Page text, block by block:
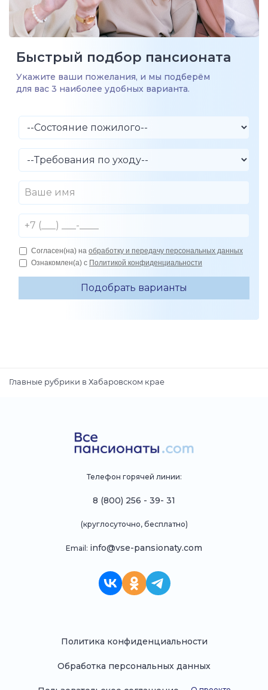
Быстрый подбор пансионата
Укажите ваши пожелания, и мы подберём
для вас 3 наиболее удобных варианта.
Главные рубрики в Хабаровском крае
Политика конфиденциальности
Обработка персональных данных
Телефон горячей линии:
8 (800) 256 - 39- 31
(круглосуточно, бесплатно)
Email: info@vse-pansionaty.com